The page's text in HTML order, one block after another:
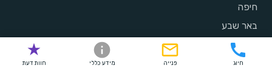
חיפה
באר שבע
ראשון לציון
פתח תקווה
חיוג פנייה מידע כללי חוות דעת